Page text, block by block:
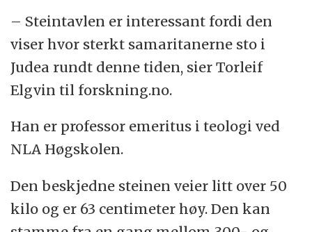
– Steintavlen er interessant fordi den
viser hvor sterkt samaritanerne sto i
Judea rundt denne tiden, sier Torleif
Elgvin til forskning.no.
Han er professor emeritus i teologi ved
NLA Høgskolen.
Den beskjedne steinen veier litt over 50
kilo og er 63 centimeter høy. Den kan